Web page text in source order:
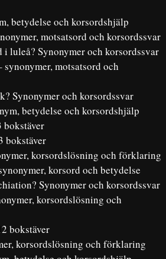
betydelse och korsordshjälp
motsatsord och korsordssvar
i luleå? Synonymer och korsordssvar
motsatsord och
Synonymer och korsordssvar
betydelse och korsordshjälp
bokstäver
korsordslösning och förklaring
korsord och betydelse
Synonymer och korsordssvar
korsordslösning och
bokstäver
korsordslösning och förklaring